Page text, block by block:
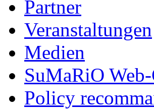
Partner
Veranstaltungen
Medien
SuMaRiO
Policy